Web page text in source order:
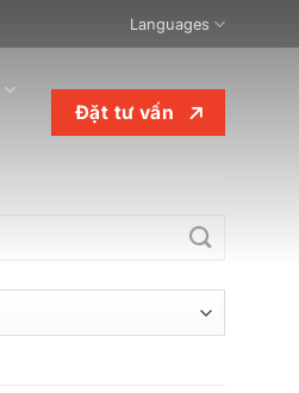
Languages
Đặt tư vấn